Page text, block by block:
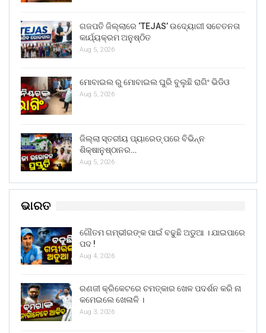
ଗଜପତି ଜିଲ୍ଲାରେ ‘TEJAS’ ଉଦ୍ୟୋଗୀ ସଚେତନତା
କାର୍ଯ୍ୟକ୍ରମ ଅନୁଷ୍ଠିତ
Aug 5, 2026
ମୋବାଇଲ ରୁ ମୋବାଇଲ ଘୁରି ବୁଲୁଛି ରାଗିଂ ଭିଡିଓ
Aug 5, 2026
ଜିଲ୍ଲା ସ୍ତରୀୟ ପ୍ୟାରେଡ୍ ପରେ ବିଭିନ୍ନ
ଶିକ୍ଷାନୁଷ୍ଠାନର…
Aug 5, 2026
ଭାରତ
ଗୌତମ ଗମ୍ଭୀରଙ୍କ ପାଇଁ ବଢୁଛି ଅଡୁଆ । ଯାଇପାରେ
ପଦ !
Aug 4, 2026
ରଣଜୀ କ୍ରିକେଟରେ ଚମତ୍କାର ଖେଳ ପଦର୍ଶନ କରି ନା
କମେଇଲେ ଖେଳାଳି ।
Aug 3, 2026